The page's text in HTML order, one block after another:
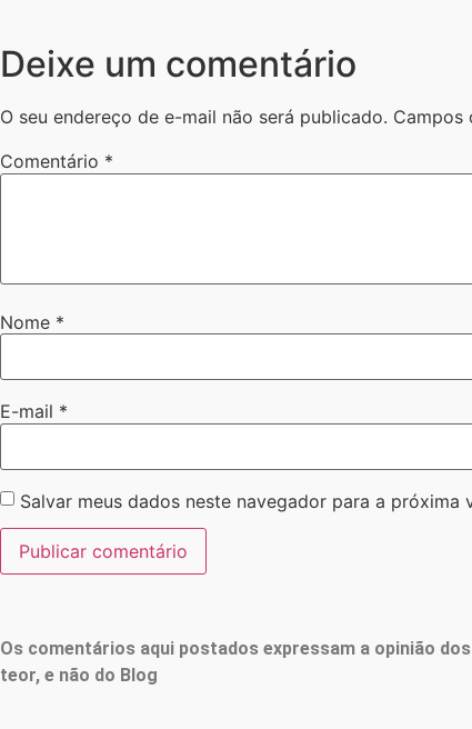
Deixe um comentário
O seu endereço de e-mail não será publicado. Campos
Comentário *
Nome *
E-mail *
Salvar meus dados neste navegador para a próxima
Os comentários aqui postados expressam a opinião
teor, e não do Blog